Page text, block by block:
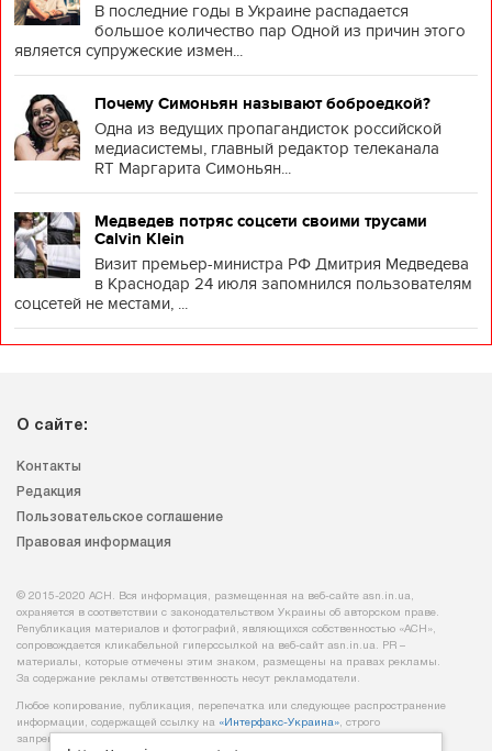
В последние годы в Украине распадается
большое количество пар Одной из причин этого
является супружеские измен...
Почему Симоньян называют боброедкой?
Одна из ведущих пропагандисток российской
медиасистемы, главный редактор телеканала
RT Маргарита Симоньян...
Медведев потряс соцсети своими трусами
Calvin Klein
Визит премьер-министра РФ Дмитрия Медведева
в Краснодар 24 июля запомнился пользователям
соцсетей не местами, ...
О сайте:
Контакты
Редакция
Пользовательское соглашение
Правовая информация
© 2015-2020 АСН. Вся информация, размещенная на веб-сайте asn.in.ua,
охраняется в соответствии с законодательством Украины об авторском праве.
Републикация материалов и фотографий, являющихся собственностью «АСН»,
сопровождается кликабельной гиперссылкой на веб-сайт asn.іn.ua. PR –
материалы, которые отмечены этим знаком, размещены на правах рекламы.
За содержание рекламы ответственность несут рекламодатели.
Любое копирование, публикация, перепечатка или следующее распространение
информации, содержащей ссылку на «Интерфакс-Украина», строго
запрещается.